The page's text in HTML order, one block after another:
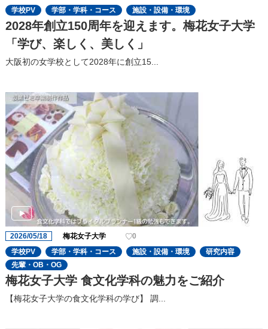
学校PV
学部・学科・コース 施設・設備・環境
2028年創立150周年を迎えます。梅花女子大学
「学び、楽しく、美しく」
大阪初の女学校として2028年に創立15...
2026/05/18 梅花女子大学
0
学校PV
学部・学科・コース 施設・設備・環境
研究内容
先輩・OB・OG
梅花女子大学 食文化学科の魅力をご紹介
【梅花女子大学の食文化学科の学び】 調...